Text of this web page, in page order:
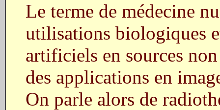
Le terme de médecine
utilisations biologiques
artificiels en sources
des applications en
On parle alors de